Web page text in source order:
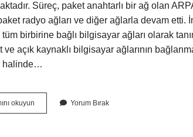
Süreç, paket anahtarlı bir ağ olan
radyo ağları ve diğer ağlarla devam
tüm birbirine bağlı bilgisayar ağları olarak
ve açık kaynaklı bilgisayar ağlarının
halinde…
okuyun
Üretilen
Yorum Bırak